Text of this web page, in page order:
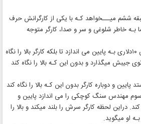
ششم میـــخواهد کـه با یکی از کارگرانش حرف
بـه خاطر شلوغی و سر و صدا، کارگر متوجه
بـه ناچار مهندس، یک اسکناس ۱۰دلاری بـه پایین می اندازد تا بلکه کارگر بالا را نگاه
و توی جیبش میگذارد و بدون این کـه بالا را نگاه کند
می فرستد پایین و دوباره کارگر بدون این کـه بالا را نگاه کند
سوم مهندس سنگ کوچکی را می اندازد پایین و
دراین لحظه کارگر سرش را بلند میکند و بالا را
او میگوید.